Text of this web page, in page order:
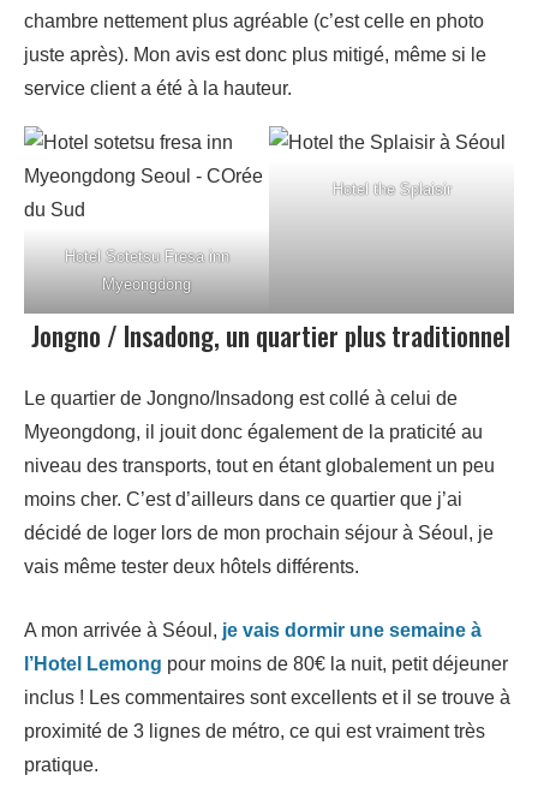
chambre nettement plus agréable (c’est celle en photo
juste après). Mon avis est donc plus mitigé, même si le
service client a été à la hauteur.
Hotel Sotetsu Fresa inn
Myeongdong
Hotel the Splaisir
Jongno / Insadong, un quartier plus traditionnel
Le quartier de Jongno/Insadong est collé à celui de
Myeongdong, il jouit donc également de la praticité au
niveau des transports, tout en étant globalement un peu
moins cher. C’est d’ailleurs dans ce quartier que j’ai
décidé de loger lors de mon prochain séjour à Séoul, je
vais même tester deux hôtels différents.
A mon arrivée à Séoul, je vais dormir une semaine à
l’Hotel Lemong pour moins de 80€ la nuit, petit déjeuner
inclus ! Les commentaires sont excellents et il se trouve à
proximité de 3 lignes de métro, ce qui est vraiment très
pratique.